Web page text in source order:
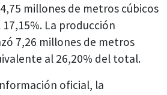
millones de metros cúbicos
La producción
7,26 millones de metros
al 26,20% del total.
oficial, la